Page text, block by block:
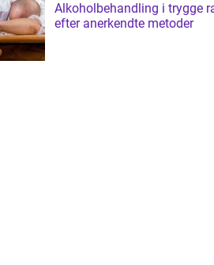
Alkoholbehandling i trygge
efter anerkendte metoder